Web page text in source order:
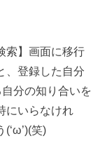
索】画面に移行
、登録した自分
分の知り合いを
にいらなけれ
笑)